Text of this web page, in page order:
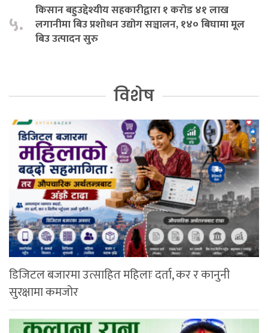
५.
किसान बहुउद्देश्यीय सहकारीद्वारा १ करोड ४१ लाख
लगानीमा बिउ प्रशोधन उद्योग सञ्चालन, १४० बिघामा मूल
बिउ उत्पादन सुरु
विशेष
डिजिटल बजारमा उत्साहित महिलाः दर्ता, कर र कानुनी
सुरक्षामा कमजोर